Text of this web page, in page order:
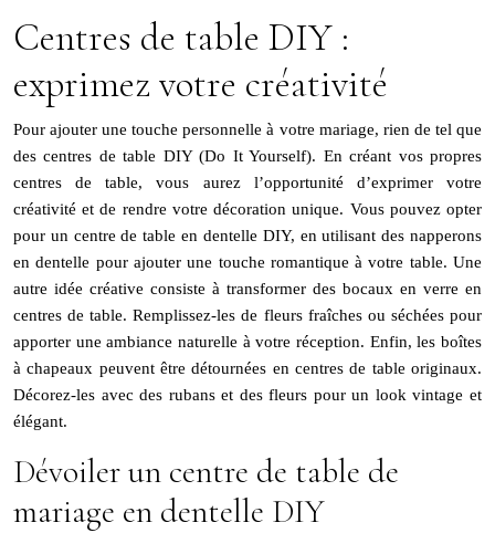
Centres de table DIY :
exprimez votre créativité
Pour ajouter une touche personnelle à votre mariage, rien de tel que
des centres de table DIY (Do It Yourself). En créant vos propres
centres de table, vous aurez l’opportunité d’exprimer votre
créativité et de rendre votre décoration unique. Vous pouvez opter
pour un centre de table en dentelle DIY, en utilisant des napperons
en dentelle pour ajouter une touche romantique à votre table. Une
autre idée créative consiste à transformer des bocaux en verre en
centres de table. Remplissez-les de fleurs fraîches ou séchées pour
apporter une ambiance naturelle à votre réception. Enfin, les boîtes
à chapeaux peuvent être détournées en centres de table originaux.
Décorez-les avec des rubans et des fleurs pour un look vintage et
élégant.
Dévoiler un centre de table de
mariage en dentelle DIY